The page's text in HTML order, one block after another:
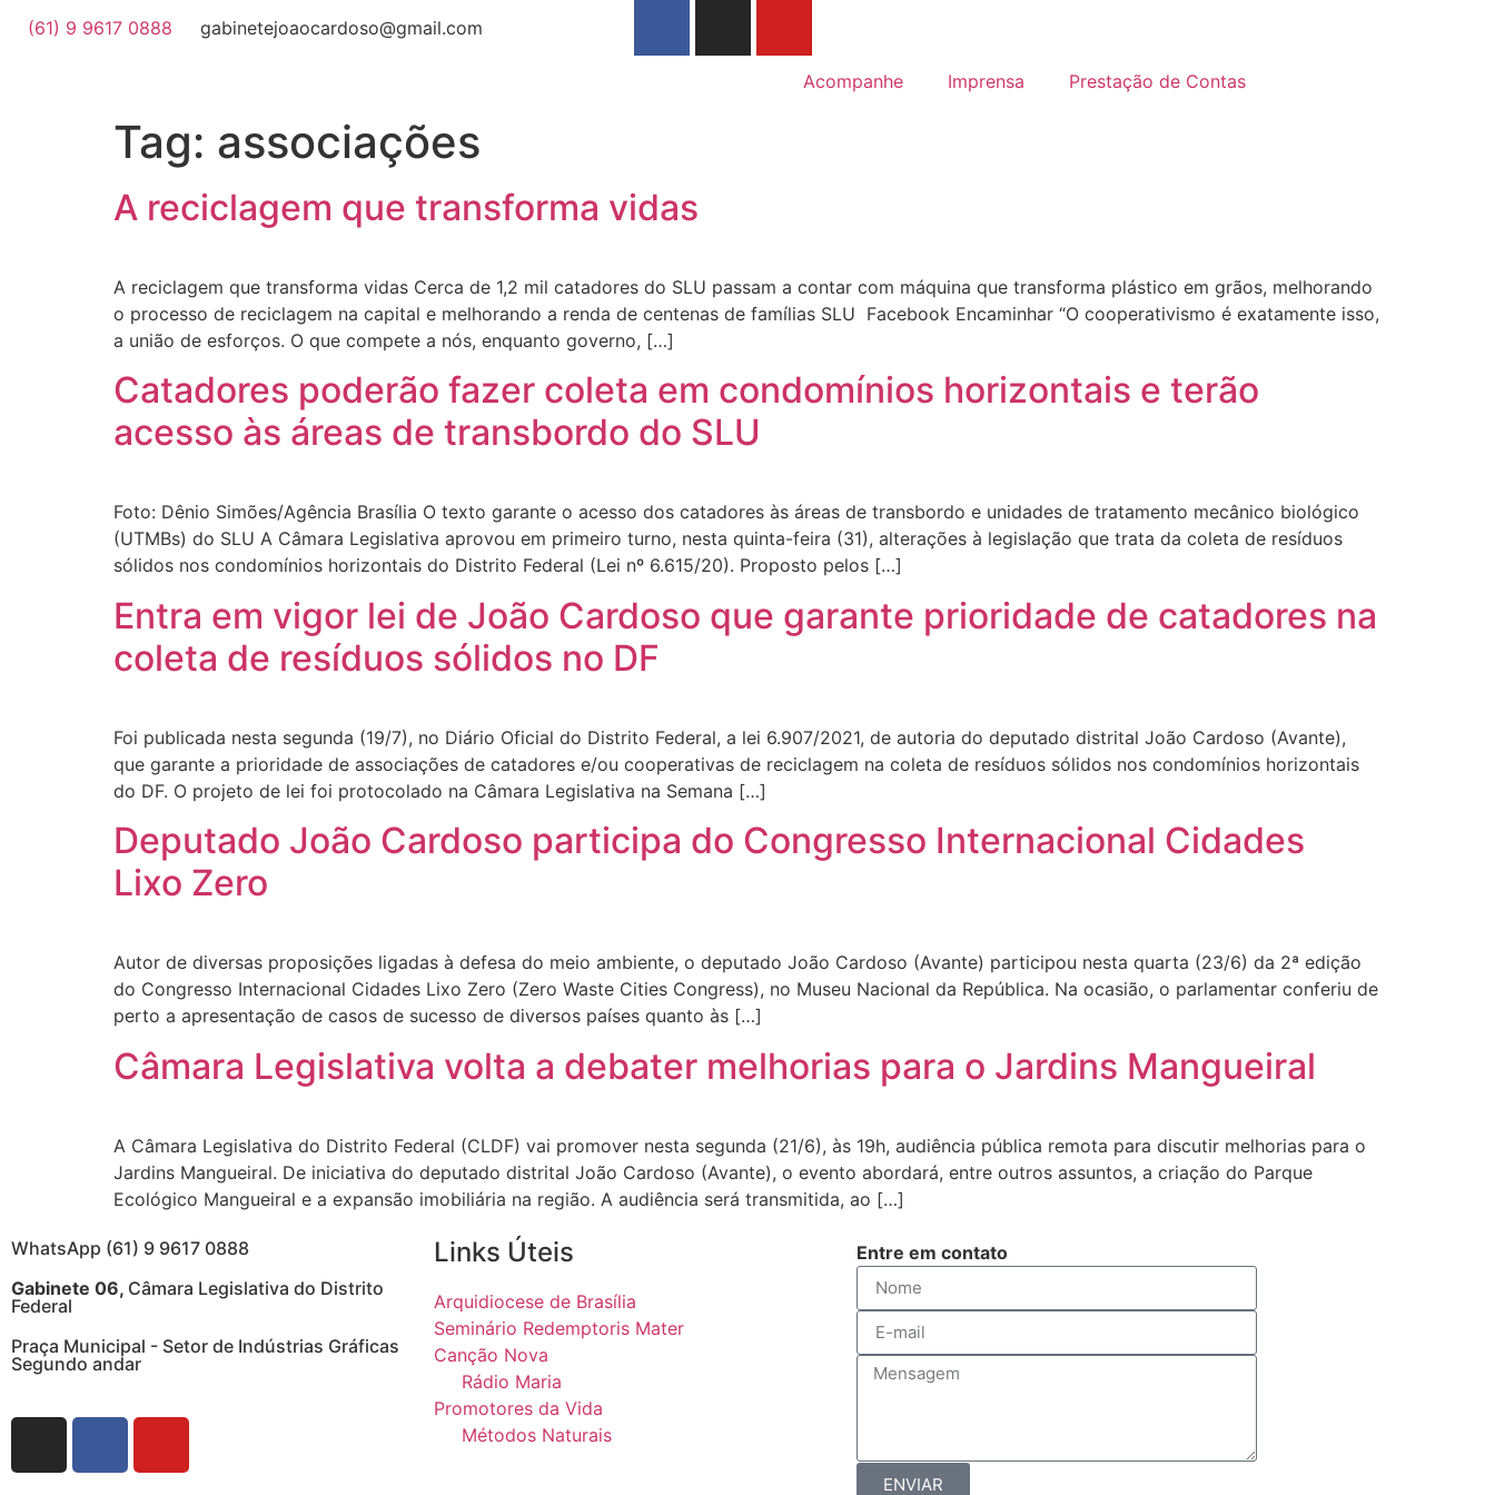
(61) 9 9617 0888 gabinetejoaocardoso@gmail.com
Acompanhe Imprensa Prestação de Contas
Tag: associações
A reciclagem que transforma vidas
A reciclagem que transforma vidas Cerca de 1,2 mil catadores do SLU passam a contar com máquina que transforma plástico em grãos, melhorando
o processo de reciclagem na capital e melhorando a renda de centenas de famílias SLU Facebook Encaminhar “O cooperativismo é exatamente isso,
a união de esforços. O que compete a nós, enquanto governo, […]
Catadores poderão fazer coleta em condomínios horizontais e terão
acesso às áreas de transbordo do SLU
Foto: Dênio Simões/Agência Brasília O texto garante o acesso dos catadores às áreas de transbordo e unidades de tratamento mecânico biológico
(UTMBs) do SLU A Câmara Legislativa aprovou em primeiro turno, nesta quinta-feira (31), alterações à legislação que trata da coleta de resíduos
sólidos nos condomínios horizontais do Distrito Federal (Lei nº 6.615/20). Proposto pelos […]
Entra em vigor lei de João Cardoso que garante prioridade de catadores na
coleta de resíduos sólidos no DF
Foi publicada nesta segunda (19/7), no Diário Oficial do Distrito Federal, a lei 6.907/2021, de autoria do deputado distrital João Cardoso (Avante),
que garante a prioridade de associações de catadores e/ou cooperativas de reciclagem na coleta de resíduos sólidos nos condomínios horizontais
do DF. O projeto de lei foi protocolado na Câmara Legislativa na Semana […]
Deputado João Cardoso participa do Congresso Internacional Cidades
Lixo Zero
Autor de diversas proposições ligadas à defesa do meio ambiente, o deputado João Cardoso (Avante) participou nesta quarta (23/6) da 2ª edição
do Congresso Internacional Cidades Lixo Zero (Zero Waste Cities Congress), no Museu Nacional da República. Na ocasião, o parlamentar conferiu de
perto a apresentação de casos de sucesso de diversos países quanto às […]
Câmara Legislativa volta a debater melhorias para o Jardins Mangueiral
A Câmara Legislativa do Distrito Federal (CLDF) vai promover nesta segunda (21/6), às 19h, audiência pública remota para discutir melhorias para o
Jardins Mangueiral. De iniciativa do deputado distrital João Cardoso (Avante), o evento abordará, entre outros assuntos, a criação do Parque
Ecológico Mangueiral e a expansão imobiliária na região. A audiência será transmitida, ao […]
WhatsApp (61) 9 9617 0888
Gabinete 06, Câmara Legislativa do Distrito
Federal
Praça Municipal - Setor de Indústrias Gráficas
Segundo andar
Links Úteis
Arquidiocese de Brasília
Seminário Redemptoris Mater
Canção Nova
Rádio Maria
Promotores da Vida
Métodos Naturais
Entre em contato
ENVIAR